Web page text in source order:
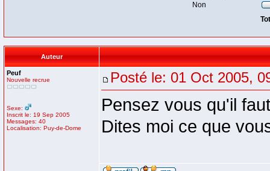
Non
Auteur
Peuf
Nouvelle recrue
Sexe:
Inscrit le: 19 Sep 2005
Messages: 40
Localisation: Puy-de-Dome
Posté le: 01 Oct 2005,
Pensez vous qu'il
Dites moi ce que